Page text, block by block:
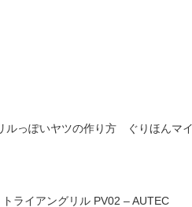
ルっぽいヤツの作り方 ぐりほん
ライアングリル PV02 – AUTEC